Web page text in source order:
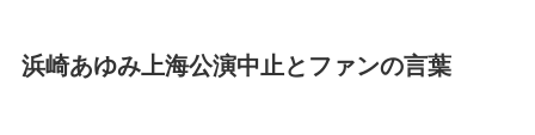
浜崎あゆみ上海公演中止とファンの言葉